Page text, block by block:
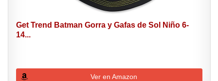
Get Trend Batman Gorra y Gafas de Sol Niño 6-
14...
Ver en Amazon